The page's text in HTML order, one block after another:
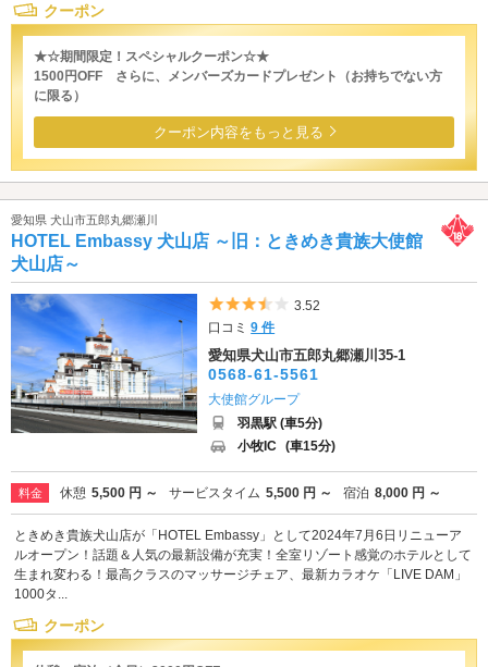
クーポン
★☆期間限定！スペシャルクーポン☆★
1500円OFF さらに、メンバーズカードプレゼント（お持ちでない方
に限る）
クーポン内容をもっと見る
愛知県 犬山市五郎丸郷瀬川
HOTEL Embassy 犬山店 ～旧：ときめき貴族大使館
犬山店～
5つ星のうち3.5
3.52
口コミ9 件
愛知県犬山市五郎丸郷瀬川35-1
0568-61-5561
大使館グループ
羽黒駅 (車5分)
小牧IC (車15分)
料金 休憩 5,500 円 ～ サービスタイム 5,500 円 ～ 宿泊 8,000 円 ～
ときめき貴族犬山店が「HOTEL Embassy」として2024年7月6日リニューア
ルオープン！話題＆人気の最新設備が充実！全室リゾート感覚のホテルとして
生まれ変わる！最高クラスのマッサージチェア、最新カラオケ「LIVE DAM」
1000タ...
クーポン